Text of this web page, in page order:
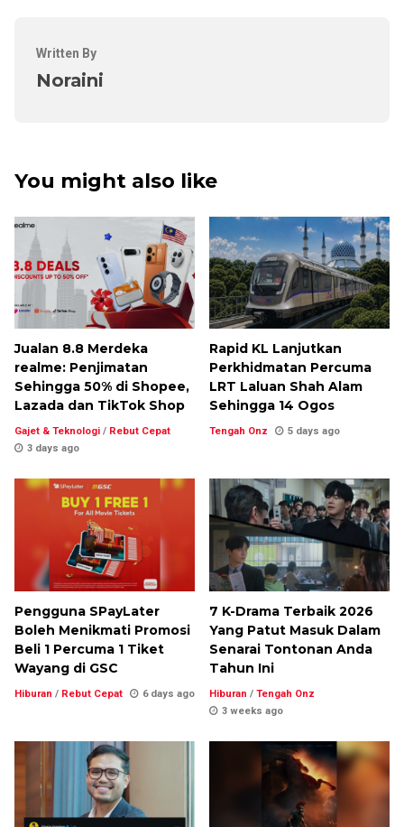
Written By
Noraini
You might also like
Jualan 8.8 Merdeka
realme: Penjimatan
Sehingga 50% di Shopee,
Lazada dan TikTok Shop
Gajet & Teknologi / Rebut Cepat
3 days ago
Rapid KL Lanjutkan
Perkhidmatan Percuma
LRT Laluan Shah Alam
Sehingga 14 Ogos
Tengah Onz 5 days ago
Pengguna SPayLater
Boleh Menikmati Promosi
Beli 1 Percuma 1 Tiket
Wayang di GSC
Hiburan / Rebut Cepat 6 days ago
7 K-Drama Terbaik 2026
Yang Patut Masuk Dalam
Senarai Tontonan Anda
Tahun Ini
Hiburan / Tengah Onz
3 weeks ago